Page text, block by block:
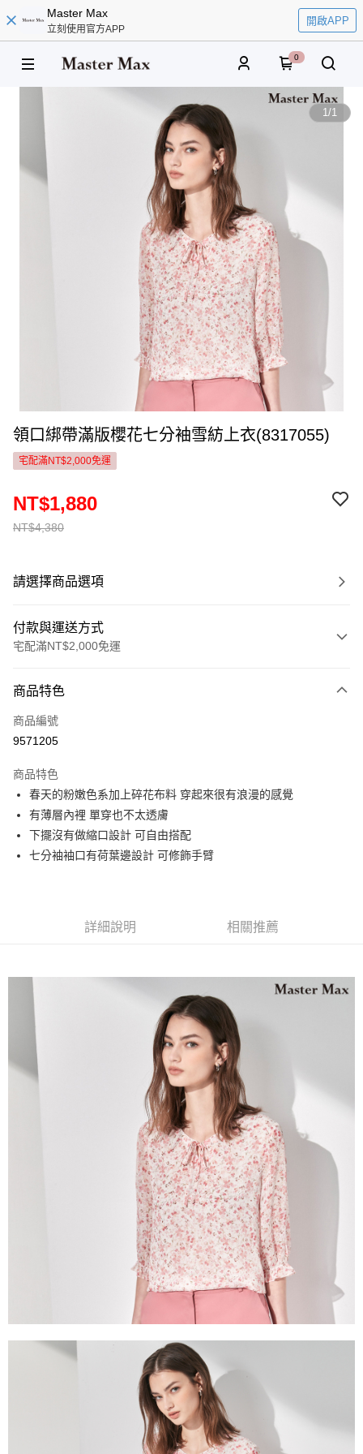
Master Max
立刻使用官方APP
開啟APP
0
1/1
領口綁帶滿版櫻花七分袖雪紡上衣(8317055)
宅配滿NT$2,000免運
NT$4,380
NT$1,880
請選擇商品選項
付款與運送方式
宅配滿NT$2,000免運
信用卡一次付款
運送方式
宅配
每筆NT$90，滿NT$2,000(含以上)免運費
商品特色
商品編號
9571205
商品特色
春天的粉嫩色系加上碎花布料 穿起來很有浪漫的感覺
有薄層內裡 單穿也不太透膚
下擺沒有做縮口設計 可自由搭配
七分袖袖口有荷葉邊設計 可修飾手臂
詳細說明 相關推薦